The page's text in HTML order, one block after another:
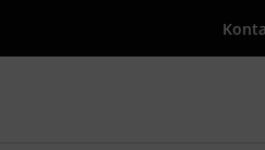
s vyhledávaným